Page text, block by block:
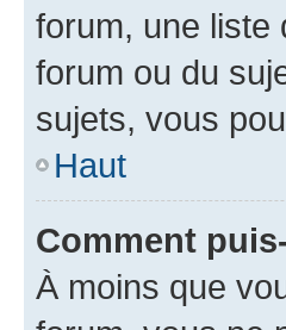
forum, une liste
forum ou du
sujets, vous
Haut
Comment
À moins que